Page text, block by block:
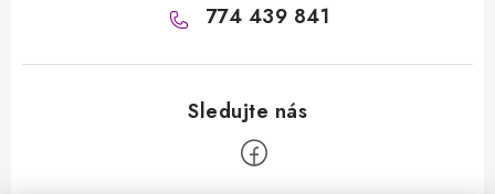
774 439 841